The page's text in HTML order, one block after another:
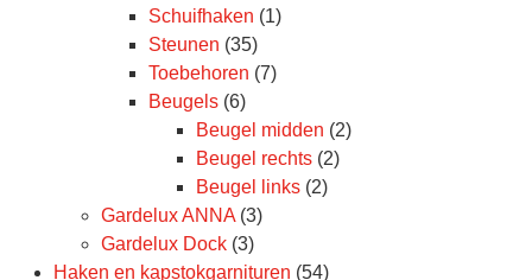
Schuifhaken (1)
Steunen (35)
Toebehoren (7)
Beugels (6)
Beugel midden (2)
Beugel rechts (2)
Beugel links (2)
Gardelux ANNA (3)
Gardelux Dock (3)
Haken en kapstokgarnituren (54)